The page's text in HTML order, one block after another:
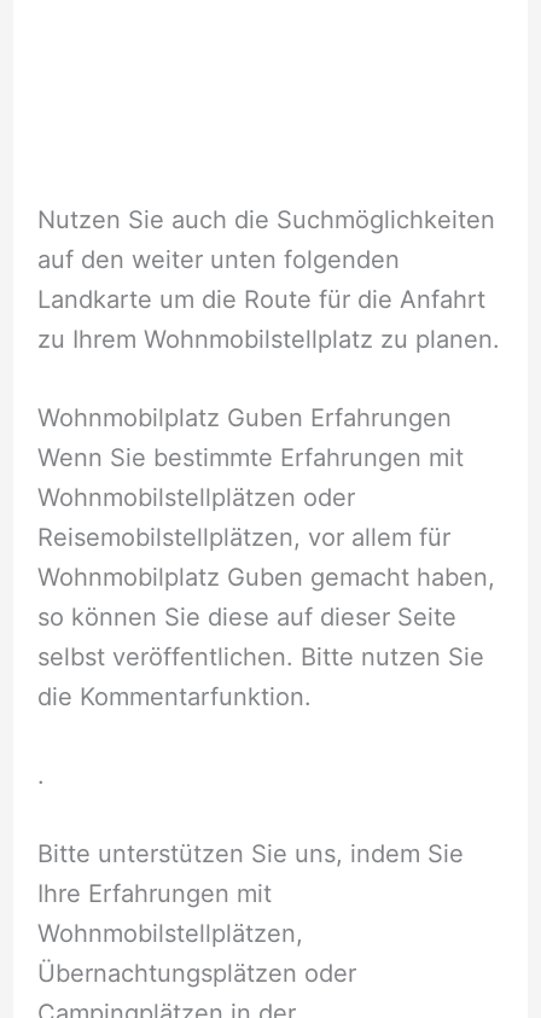
Nutzen Sie auch die Suchmöglichkeiten
auf den weiter unten folgenden
Landkarte um die Route für die Anfahrt
zu Ihrem Wohnmobilstellplatz zu planen.
Wohnmobilplatz Guben Erfahrungen
Wenn Sie bestimmte Erfahrungen mit
Wohnmobilstellplätzen oder
Reisemobilstellplätzen, vor allem für
Wohnmobilplatz Guben gemacht haben,
so können Sie diese auf dieser Seite
selbst veröffentlichen. Bitte nutzen Sie
die Kommentarfunktion.
.
Bitte unterstützen Sie uns, indem Sie
Ihre Erfahrungen mit
Wohnmobilstellplätzen,
Übernachtungsplätzen oder